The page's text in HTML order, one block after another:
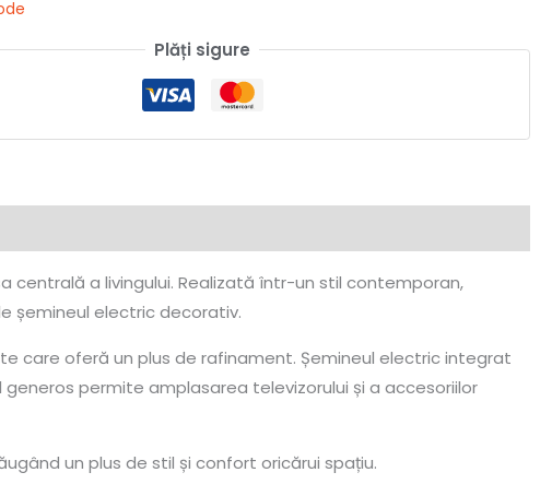
Plăți sigure
centrală a livingului. Realizată într-un stil contemporan,
șemineul electric decorativ.
care oferă un plus de rafinament. Șemineul electric integrat
permite amplasarea televizorului și a accesoriilor
un plus de stil și confort oricărui spațiu.